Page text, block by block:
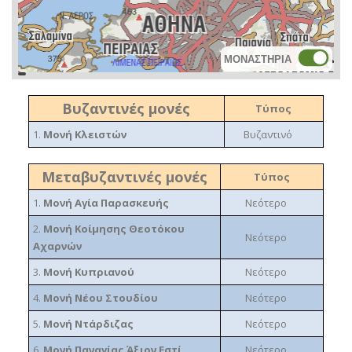
ΜΟΝΑΣΤΗΡΙΑ
Βυζαντινές μονές
Τύπος
1. Μονή Κλειστών Βυζαντινό
Μεταβυζαντινές μονές
Τύπος
1. Μονή Αγία Παρασκευής
Νεότερο
2. Μονή Κοίμησης Θεοτόκου
Αχαρνών
Νεότερο
3. Μονή Κυπριανού
Νεότερο
4. Μονή Νέου Στουδίου
Νεότερο
5. Μονή Ντάρδιζας
Νεότερο